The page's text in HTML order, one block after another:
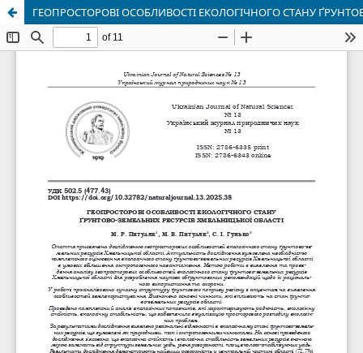
ГЕОПРОСТОРОВІ ОСОБЛИВОСТІ ЕКОЛОГІЧНОГО СТАНУ